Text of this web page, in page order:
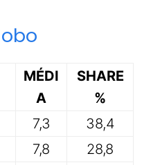
MÉDI
A
SHARE
%
7,3
38,4
7,8
28,8